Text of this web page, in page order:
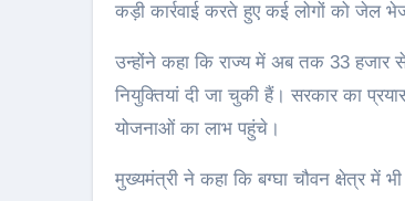
कड़ी कार्रवाई करते हुए कई लोगों को जेल
उन्होंने कहा कि राज्य में अब तक 33 हजार से
नियुक्तियां दी जा चुकी हैं। सरकार का
योजनाओं का लाभ पहुंचे।
मुख्यमंत्री ने कहा कि बग्घा चौवन क्षेत्र में